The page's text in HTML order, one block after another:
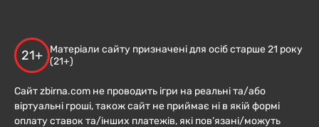
21+
Матеріали сайту призначені для осіб старше 21 року
(21+)
Сайт zbirna.com не проводить ігри на реальні та/або
віртуальні гроші, також сайт не приймає ні в якій формі
оплату ставок та/інших платежів, які пов’язані/можуть